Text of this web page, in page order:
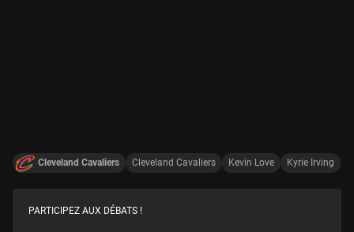
Cleveland Cavaliers Cleveland Cavaliers Kevin Love Kyrie Irving
PARTICIPEZ AUX DÉBATS !